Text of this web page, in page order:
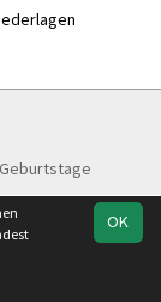
Geburtstage
OK